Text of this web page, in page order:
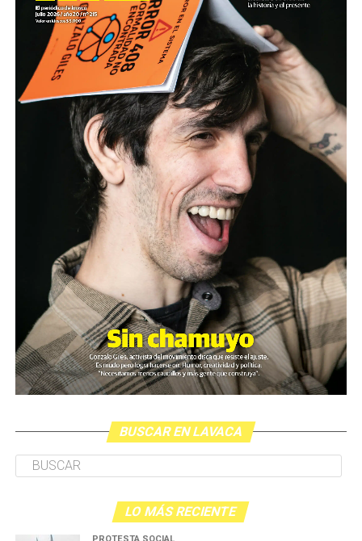
BUSCAR EN LAVACA
LO MÁS RECIENTE
PROTESTA SOCIAL